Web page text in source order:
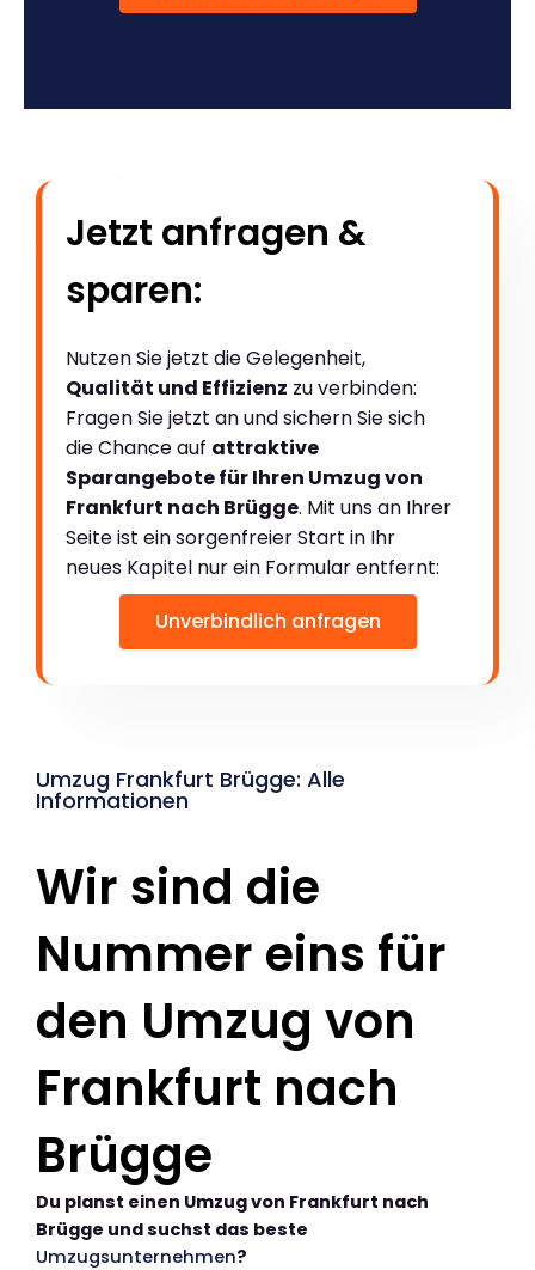
Jetzt anfragen &
sparen:
Nutzen Sie jetzt die Gelegenheit,
Qualität und Effizienz zu verbinden:
Fragen Sie jetzt an und sichern Sie sich
die Chance auf attraktive
Sparangebote für Ihren Umzug von
Frankfurt nach Brügge. Mit uns an Ihrer
Seite ist ein sorgenfreier Start in Ihr
neues Kapitel nur ein Formular entfernt:
Unverbindlich anfragen
Umzug Frankfurt Brügge: Alle
Informationen
Wir sind die
Nummer eins für
den Umzug von
Frankfurt nach
Brügge
Du planst einen Umzug von Frankfurt nach
Brügge und suchst das beste
Umzugsunternehmen?